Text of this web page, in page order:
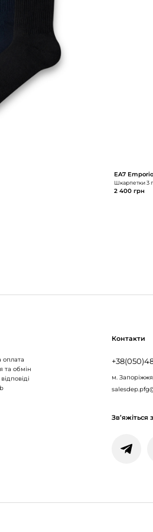
EA7
Шкарпетки 3
2 400 грн
оплата
та обмін
Контакти
м. Запоріжжя,
Зв’яжіться